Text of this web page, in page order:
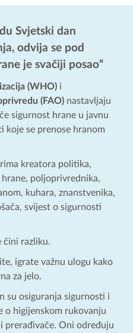
Svjetski dan
odvija se pod
je svačiji posao“
(WHO) i
(FAO) nastavljaju
sigurnost hrane u javnu
koje se prenose hranom
kreatora politika,
poljoprivrednika,
kuhara, znanstvenika,
svijest o sigurnosti
čini razliku.
igrate važnu ulogu kako
za jelo.
su osiguranja sigurnosti i
o higijenskom rukovanju
prerađivače. Oni određuju